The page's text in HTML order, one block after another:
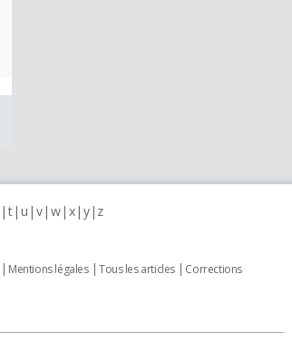
t u v w x y z
Mentions légales Tous les articles
Corrections